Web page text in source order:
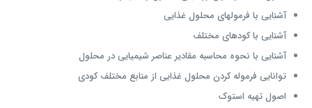
آشنایی با فرمولهای محلول غذایی
آشنایی با کودهای مختلف
آشنایی با نحوه محاسبه مقادیر عناصر شیمیایی در محلول
توانایی فرموله کردن محلول غذایی از منابع مختلف کودی
اصول تهیه استوک